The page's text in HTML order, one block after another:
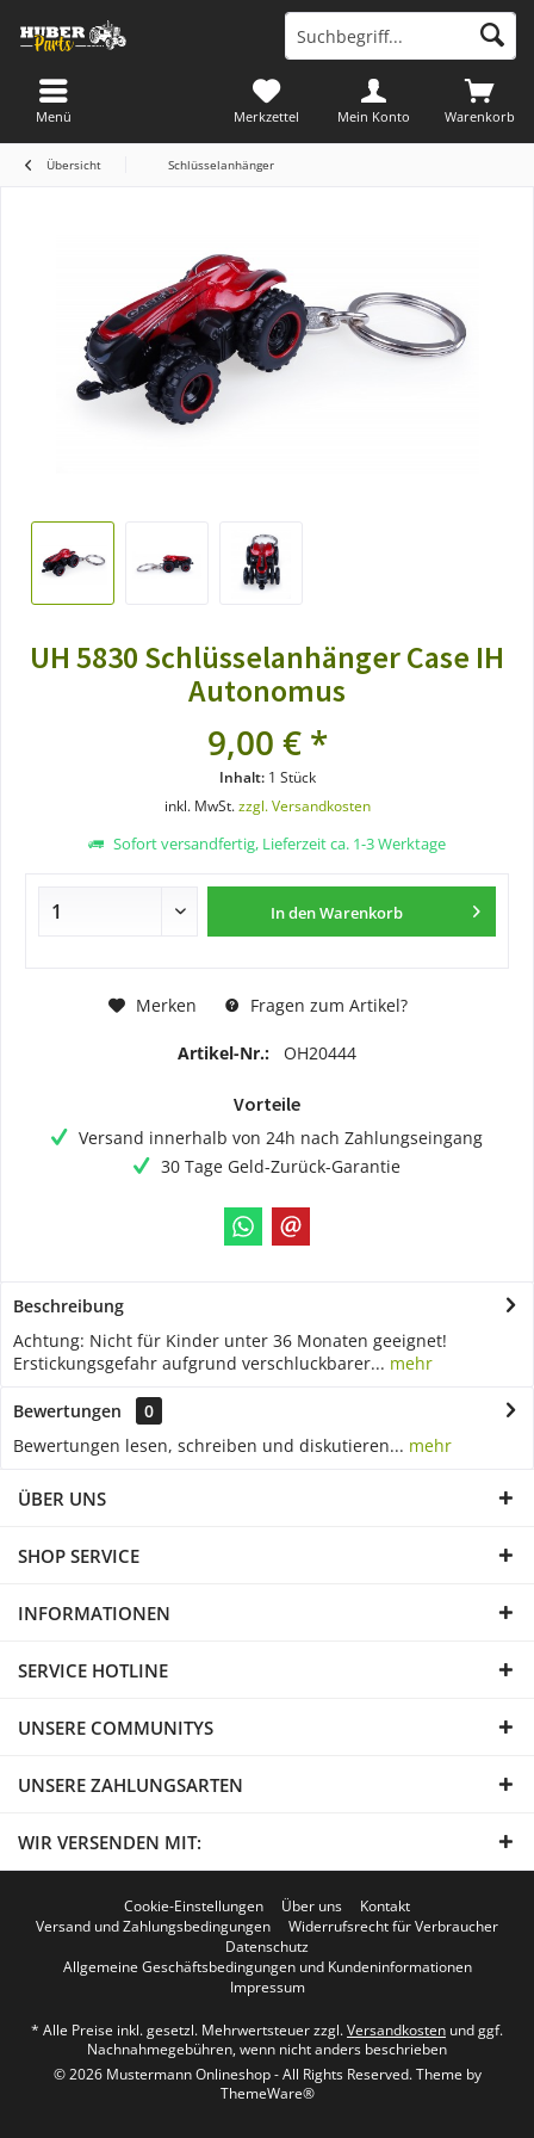
Warenkorb
Merkzettel Mein Konto
Menü
Übersicht Schlüsselanhänger
UH 5830 Schlüsselanhänger Case IH
Autonomus
9,00 € *
Inhalt: 1 Stück
inkl. MwSt.zzgl. Versandkosten
Sofort versandfertig, Lieferzeit ca. 1-3 Werktage
In denWarenkorb
Merken Fragen zum Artikel?
Artikel-Nr.: OH20444
Vorteile
Versand innerhalb von 24h nach Zahlungseingang
30 Tage Geld-Zurück-Garantie
Beschreibung
Achtung: Nicht für Kinder unter 36 Monaten geeignet!
Erstickungsgefahr aufgrund verschluckbarer... mehr
Bewertungen
0
Bewertungen lesen, schreiben und diskutieren... mehr
ÜBER UNS
SHOP SERVICE
INFORMATIONEN
SERVICE HOTLINE
UNSERE COMMUNITYS
UNSERE ZAHLUNGSARTEN
WIR VERSENDEN MIT:
Cookie-Einstellungen Über uns
Kontakt
Versand und Zahlungsbedingungen
Widerrufsrecht für Verbraucher
Datenschutz
Allgemeine Geschäftsbedingungen und Kundeninformationen
Impressum
* Alle Preise inkl. gesetzl. Mehrwertsteuer zzgl.Versandkosten und ggf.
Nachnahmegebühren, wenn nicht anders beschrieben
© 2026 Mustermann Onlineshop - All Rights Reserved. Theme by
ThemeWare®